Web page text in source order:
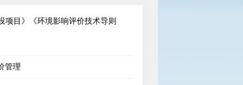
项目》《环境影响评价技术导则
管理